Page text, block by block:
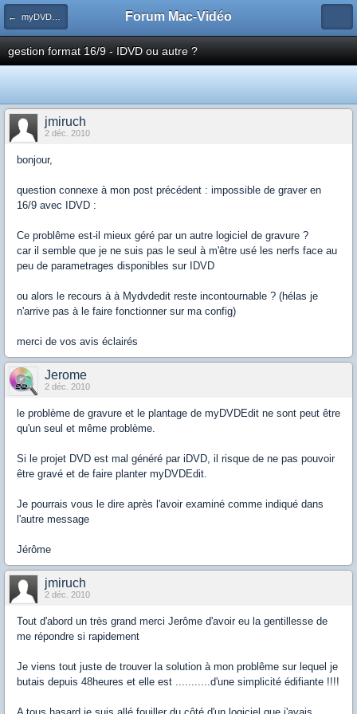
← myDVDEdit Forum Mac-Vidéo
gestion format 16/9 - IDVD ou autre ?
jmiruch
2 déc. 2010
bonjour,
question connexe à mon post précédent : impossible de graver en
16/9 avec IDVD :
Ce problême est-il mieux géré par un autre logiciel de gravure ?
car il semble que je ne suis pas le seul à m'être usé les nerfs face au
peu de parametrages disponibles sur IDVD
ou alors le recours à à Mydvdedit reste incontournable ? (hélas je
n'arrive pas à le faire fonctionner sur ma config)
merci de vos avis éclairés
Jerome
2 déc. 2010
le problème de gravure et le plantage de myDVDEdit ne sont peut être
qu'un seul et même problème.
Si le projet DVD est mal généré par iDVD, il risque de ne pas pouvoir
être gravé et de faire planter myDVDEdit.
Je pourrais vous le dire après l'avoir examiné comme indiqué dans
l'autre message
Jérôme
jmiruch
2 déc. 2010
Tout d'abord un très grand merci Jerôme d'avoir eu la gentillesse de
me répondre si rapidement
Je viens tout juste de trouver la solution à mon problême sur lequel je
butais depuis 48heures et elle est ...........d'une simplicité édifiante !!!!